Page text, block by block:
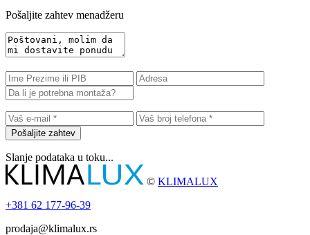
Pošaljite zahtev menadžeru
Pošaljite zahtev
Slanje podataka u toku...
© KLIMALUX
+381 62 177-96-39
prodaja@klimalux.rs